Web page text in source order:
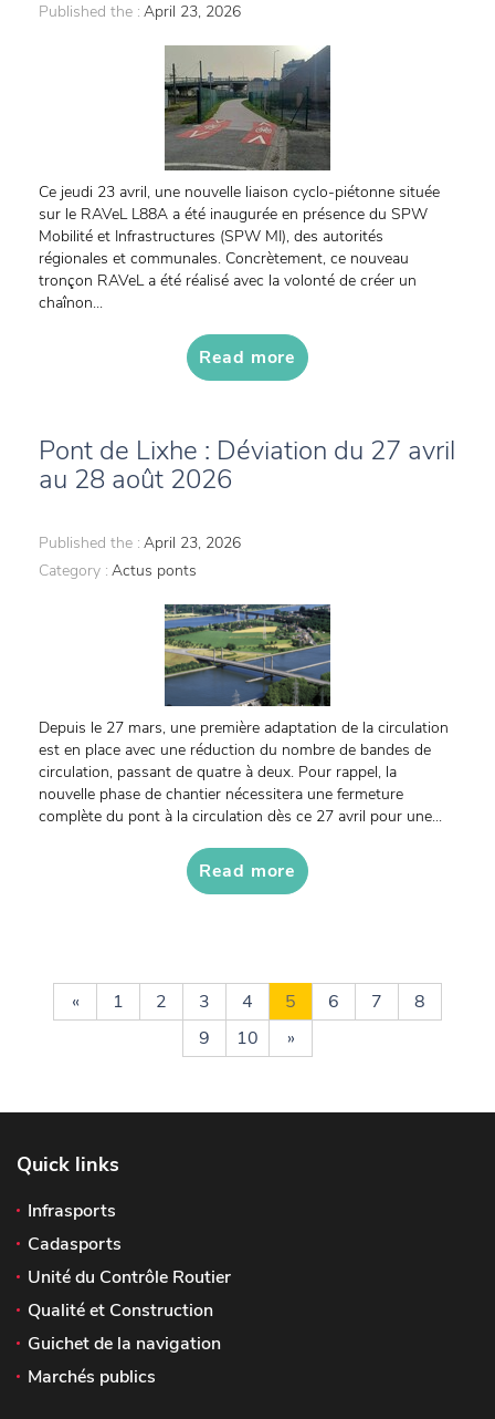
Published the : April 23, 2026
Ce jeudi 23 avril, une nouvelle liaison cyclo-piétonne située
sur le RAVeL L88A a été inaugurée en présence du SPW
Mobilité et Infrastructures (SPW MI), des autorités
régionales et communales. Concrètement, ce nouveau
tronçon RAVeL a été réalisé avec la volonté de créer un
chaînon...
Read more
Pont de Lixhe : Déviation du 27 avril
au 28 août 2026
Published the : April 23, 2026
Category : Actus ponts
Depuis le 27 mars, une première adaptation de la circulation
est en place avec une réduction du nombre de bandes de
circulation, passant de quatre à deux. Pour rappel, la
nouvelle phase de chantier nécessitera une fermeture
complète du pont à la circulation dès ce 27 avril pour une...
Read more
« 1 2 3 4 5 6 7
8
9
10 »
Quick links
Infrasports
Cadasports
Unité du Contrôle Routier
Qualité et Construction
Guichet de la navigation
Marchés publics